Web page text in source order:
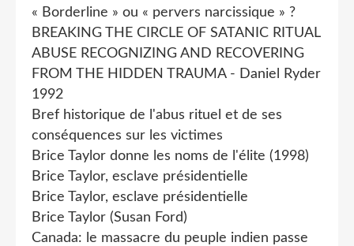
« Borderline » ou « pervers narcissique » ?
BREAKING THE CIRCLE OF SATANIC RITUAL
ABUSE RECOGNIZING AND RECOVERING
FROM THE HIDDEN TRAUMA - Daniel Ryder
1992
Bref historique de l'abus rituel et de ses
conséquences sur les victimes
Brice Taylor donne les noms de l'élite (1998)
Brice Taylor, esclave présidentielle
Brice Taylor, esclave présidentielle
Brice Taylor (Susan Ford)
Canada: le massacre du peuple indien passe